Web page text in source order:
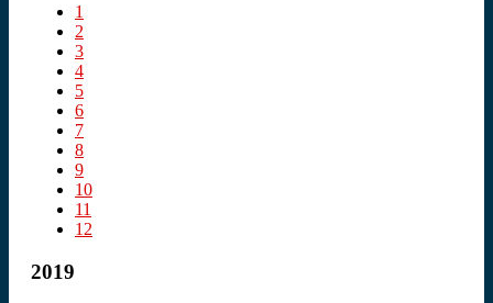
1
2
3
4
5
6
7
8
9
10
11
12
2019